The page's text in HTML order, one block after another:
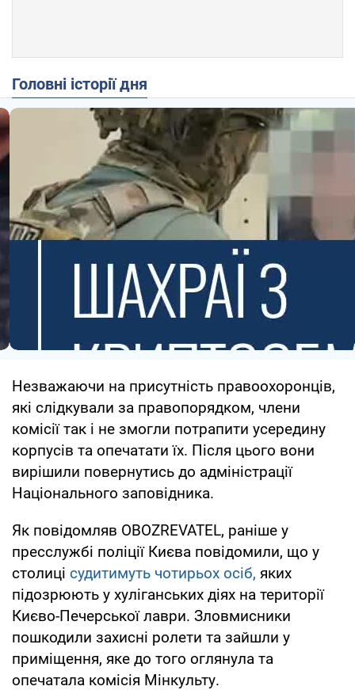
Головні історії дня
Незважаючи на присутність правоохоронців,
які слідкували за правопорядком, члени
комісії так і не змогли потрапити усередину
корпусів та опечатати їх. Після цього вони
вирішили повернутись до адміністрації
Національного заповідника.
Як повідомляв OBOZREVATEL, раніше у
пресслужбі поліції Києва повідомили, що у
столиці судитимуть чотирьох осіб, яких
підозрюють у хуліганських діях на території
Києво-Печерської лаври. Зловмисники
пошкодили захисні ролети та зайшли у
приміщення, яке до того оглянула та
опечатала комісія Мінкульту.